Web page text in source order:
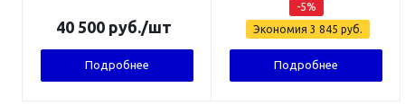
40 500 руб./шт
Подробнее
-5%
Экономия 3 845 руб.
Подробнее